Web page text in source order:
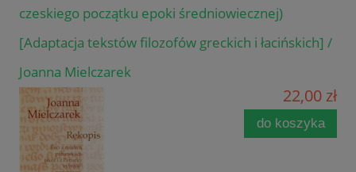
czeskiego początku epoki średniowiecznej)
[Adaptacja tekstów filozofów greckich i łacińskich] /
Joanna Mielczarek
22,00 zł
do koszyka